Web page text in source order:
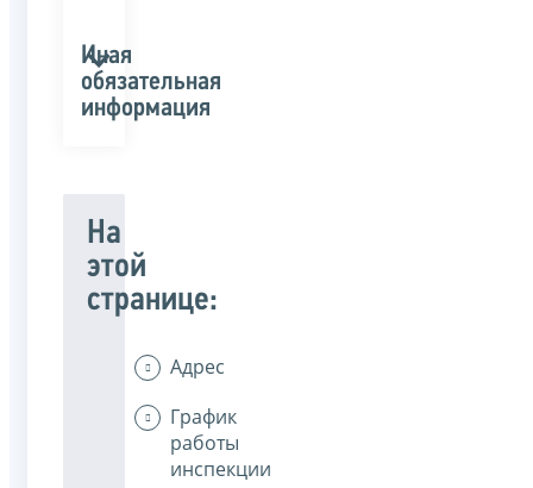
Иная
обязательная
информация
На
этой
странице:
Адрес
График
работы
инспекции